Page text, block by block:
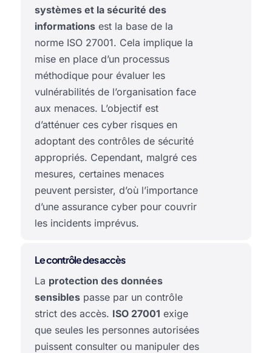
systèmes et la sécurité des
informationsest la base de la
norme ISO 27001. Cela implique la
mise en place d’un processus
méthodique pour évaluer les
vulnérabilités de l’organisation face
aux menaces. L’objectif est
d’atténuer ces cyber risques en
adoptant des contrôles de sécurité
appropriés. Cependant, malgré ces
mesures, certaines menaces
peuvent persister, d’où l’importance
d’une assurance cyber pour couvrir
les incidents imprévus.
Le contrôle des accès
La protection des données
sensiblespasse par un contrôle
strict des accès. ISO 27001 exige
que seules les personnes autorisées
puissent consulter ou manipuler des